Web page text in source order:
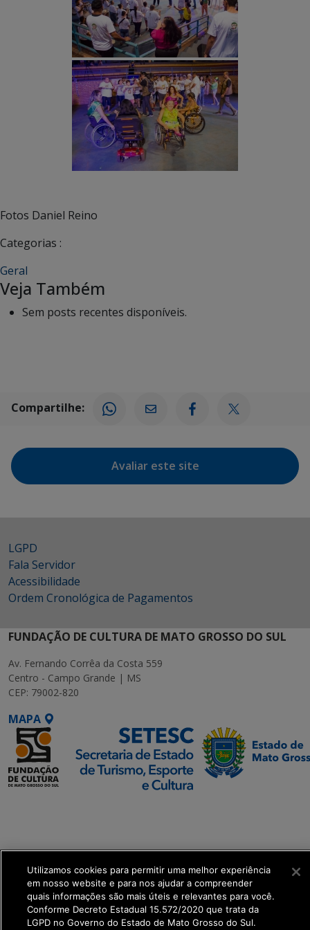
Fotos Daniel Reino
Categorias :
Geral
Veja Também
Sem posts recentes disponíveis.
Compartilhe:
Avaliar este site
LGPD
Fala Servidor
Acessibilidade
Ordem Cronológica de Pagamentos
FUNDAÇÃO DE CULTURA DE MATO GROSSO DO SUL
Av. Fernando Corrêa da Costa 559
Centro - Campo Grande | MS
CEP: 79002-820
MAPA
get_footer();
Utilizamos cookies para permitir uma melhor experiência
em nosso website e para nos ajudar a compreender
quais informações são mais úteis e relevantes para você.
Conforme Decreto Estadual 15.572/2020 que trata da
LGPD no Governo do Estado de Mato Grosso do Sul.